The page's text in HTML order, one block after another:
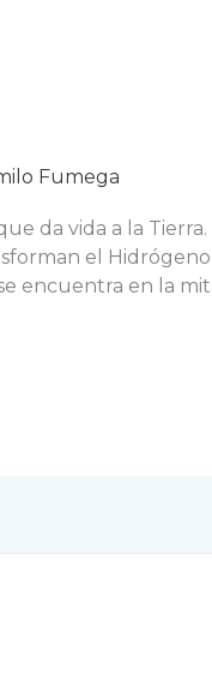
Fumega
da vida a la
el
encuentra en la